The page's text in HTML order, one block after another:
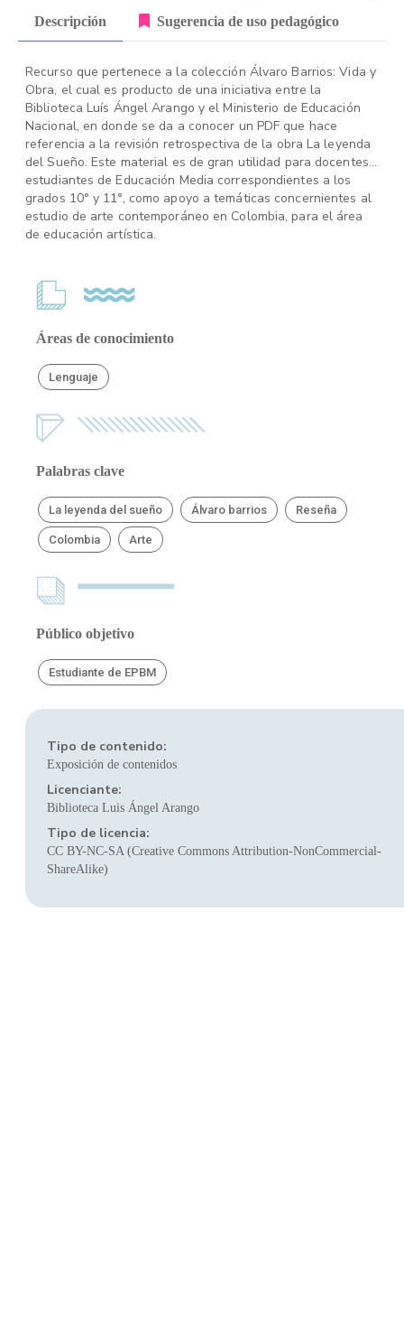
Descripción Sugerencia de uso pedagógico
Recurso que pertenece a la colección Álvaro Barrios: Vida y
Obra, el cual es producto de una iniciativa entre la
Biblioteca Luís Ángel Arango y el Ministerio de Educación
Nacional, en donde se da a conocer un PDF que hace
referencia a la revisión retrospectiva de la obra La leyenda
del Sueño. Este material es de gran utilidad para docentes y
estudiantes de Educación Media correspondientes a los
grados 10° y 11°, como apoyo a temáticas concernientes al
estudio de arte contemporáneo en Colombia, para el área
de educación artística.
Áreas de conocimiento
Lenguaje
Palabras clave
La leyenda del sueño Álvaro barrios Reseña
Colombia Arte
Público objetivo
Estudiante de EPBM
Tipo de contenido:
Exposición de contenidos
Licenciante:
Biblioteca Luis Ángel Arango
Tipo de licencia:
CC BY-NC-SA (Creative Commons Attribution-NonCommercial-
ShareAlike)